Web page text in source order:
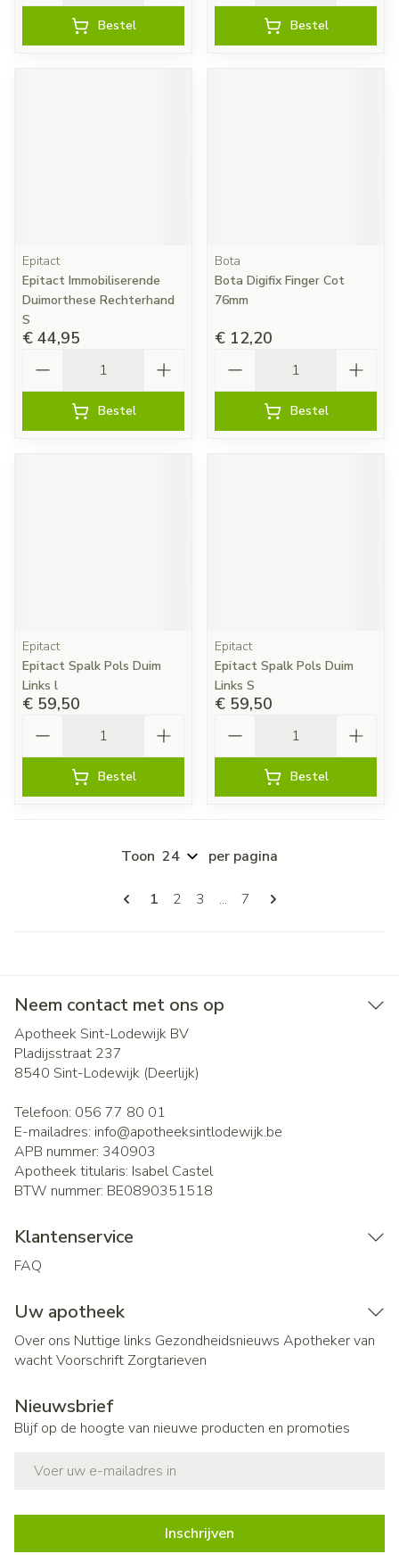
Bestel Bestel
Epitact
Epitact Immobiliserende
Duimorthese Rechterhand
S
€ 44,95
Bestel
Bota
Bota Digifix Finger Cot
76mm
€ 12,20
Bestel
Epitact
Epitact Spalk Pols Duim
Links l
€ 59,50
Bestel
Epitact
Epitact Spalk Pols Duim
Links S
€ 59,50
Bestel
Pagina's
U lees momenteel pagina
1 Pagina
2 Pagina
3 ... Pagina
7
Toon per pagina
Neem contact met ons op
Apotheek Sint-Lodewijk BV
Pladijsstraat 237
8540 Sint-Lodewijk (Deerlijk)
Telefoon: 056 77 80 01
E-mailadres: info@apotheeksintlodewijk.be
APB nummer: 340903
Apotheek titularis: Isabel Castel
BTW nummer: BE0890351518
Klantenservice
FAQ
Uw apotheek
Over ons Nuttige links Gezondheidsnieuws Apotheker van
wachtVoorschrift Zorgtarieven
Nieuwsbrief
Blijf op de hoogte van nieuwe producten en promoties
Inschrijven